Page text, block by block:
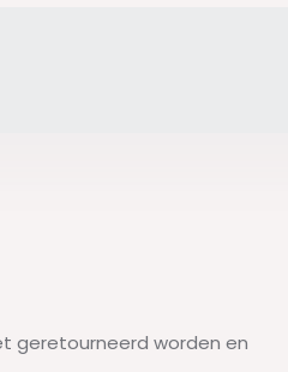
geretourneerd worden en